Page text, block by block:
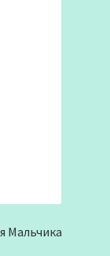
Мальчика